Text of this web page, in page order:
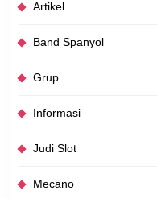
Artikel
Band Spanyol
Grup
Informasi
Judi Slot
Mecano